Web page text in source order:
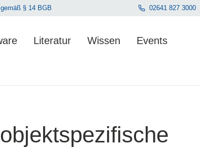
§ 14 BGB 02641 827 3000
Literatur Wissen Events
Gesamtwert beträgt 0,00 €.